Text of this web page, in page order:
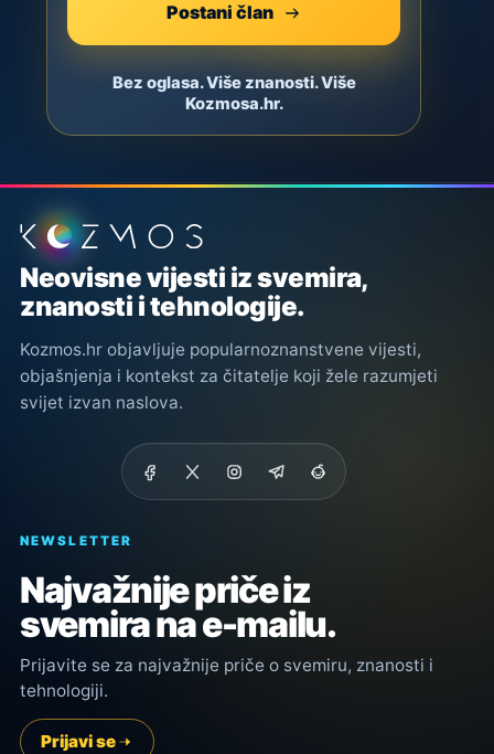
Postani član
Bez oglasa. Više znanosti. Više
Kozmosa.hr.
Podnožje stranice
Neovisne vijesti iz svemira,
znanosti i tehnologije.
Kozmos.hr objavljuje popularnoznanstvene vijesti,
objašnjenja i kontekst za čitatelje koji žele razumjeti
svijet izvan naslova.
NEWSLETTER
Najvažnije priče iz
svemira na e-mailu.
Prijavite se za najvažnije priče o svemiru, znanosti i
tehnologiji.
Prijavi se